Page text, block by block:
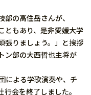
の高住岳さんが、
ともあり、是非愛媛大学
張りましょう。」と挨拶
ン部の大西哲也主将が
による学歌演奏や、チ
会を終了しました。